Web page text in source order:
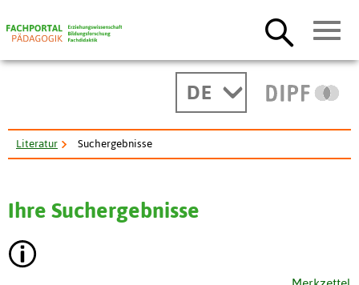
DE
Literatur Suchergebnisse
Ihre Suchergebnisse